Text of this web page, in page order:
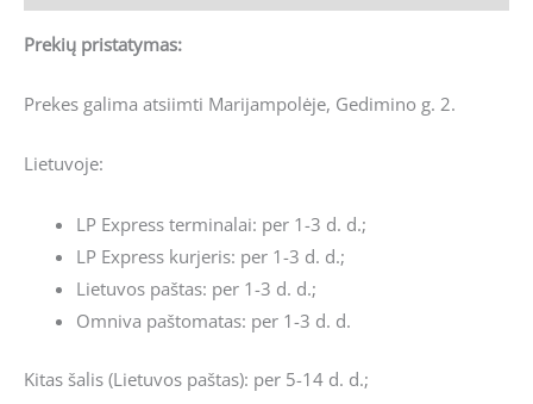
Prekių pristatymas:
Prekes galima atsiimti Marijampolėje, Gedimino g. 2.
Lietuvoje:
LP Express terminalai: per 1-3 d. d.;
LP Express kurjeris: per 1-3 d. d.;
Lietuvos paštas: per 1-3 d. d.;
Omniva paštomatas: per 1-3 d. d.
Kitas šalis (Lietuvos paštas): per 5-14 d. d.;